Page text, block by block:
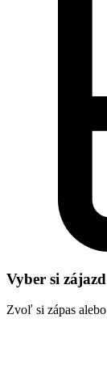
Vyber si zájazd
Zvoľ si zápas